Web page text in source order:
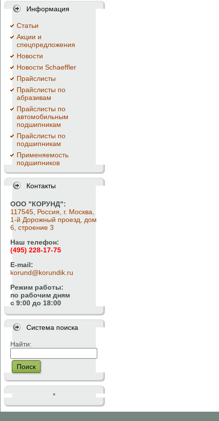
Информация
Cтатьи
Акции и
спецпредложения
Новости
Новости Schaeffler
Прайслисты
Прайслисты по
абразивам
Прайслисты по
автомобильным
подшипникам
Прайслисты по
подшипникам
Применяемость
подшипников
Контакты
ООО "КОРУНД":
117545, Россия, г. Москва,
1-й Дорожный проезд, дом
6, строение 3
Наш телефон:
(495) 228-17-75
E-mail:
korund@korundik.ru
Режим работы:
по рабочим дням
с 9:00 до 18:00
Система поиска
Найти:
Поиск
*